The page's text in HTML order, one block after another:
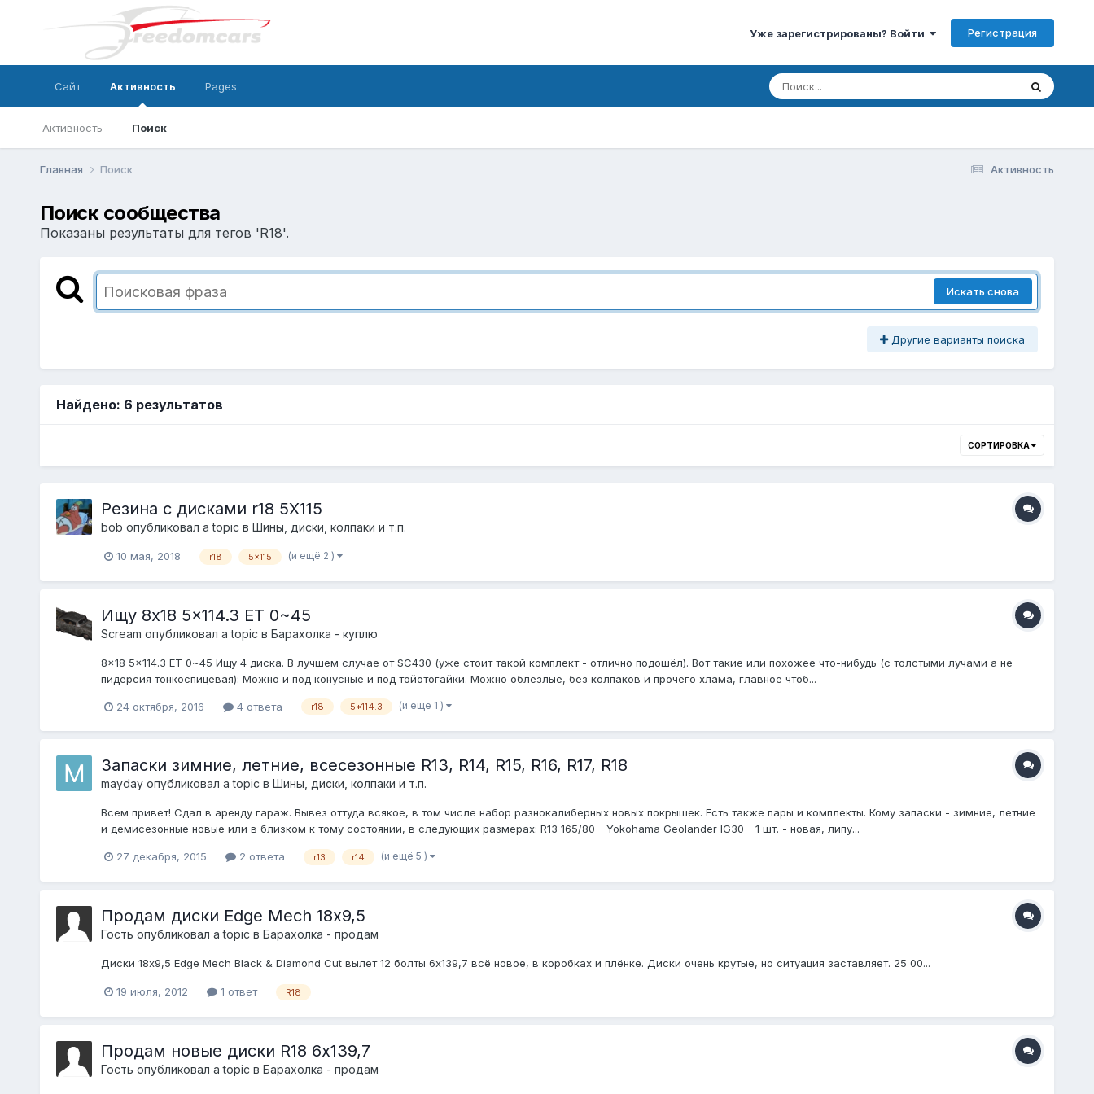
Уже зарегистрированы? Войти Регистрация
Сайт Активность
Активность Поиск
Pages
Активность
Главная Поиск
Поиск сообщества
Показаны результаты для тегов 'R18'.
Искать снова
Другие варианты поиска
Найдено: 6 результатов
СОРТИРОВКА
Резина с дисками r18 5X115
bob опубликовал a topic в Шины, диски, колпаки и т.п.
10 мая, 2018 r18 5x115 (и ещё 2 )
Ищу 8x18 5x114.3 ET 0~45
Scream опубликовал a topic в Барахолка - куплю
8x18 5x114.3 ET 0~45 Ищу 4 диска. В лучшем случае от SC430 (уже стоит такой комплект - отлично подошёл). Вот такие или похожее что-нибудь (с толстыми лучами а не
пидерсия тонкоспицевая): Можно и под конусные и под тойотогайки. Можно облезлые, без колпаков и прочего хлама, главное чтоб...
24 октября, 2016 4 ответа r18 5*114.3 (и ещё 1 )
Запаски зимние, летние, всесезонные R13, R14, R15, R16, R17, R18
maydayопубликовал a topic в Шины, диски, колпаки и т.п.
Всем привет! Сдал в аренду гараж. Вывез оттуда всякое, в том числе набор разнокалиберных новых покрышек. Есть также пары и комплекты. Кому запаски - зимние, летние
и демисезонные новые или в близком к тому состоянии, в следующих размерах: R13 165/80 - Yokohama Geolander IG30 - 1 шт. - новая, липу...
27 декабря, 2015 2 ответа r13 r14 (и ещё 5 )
Продам диски Edge Mech 18х9,5
Гость опубликовал a topic в Барахолка - продам
Диски 18x9,5 Edge Mech Black & Diamond Cut вылет 12 болты 6x139,7 всё новое, в коробках и плёнке. Диски очень крутые, но ситуация заставляет. 25 00...
19 июля, 2012 1 ответ R18
Продам новые диски R18 6х139,7
Гость опубликовал a topic в Барахолка - продам